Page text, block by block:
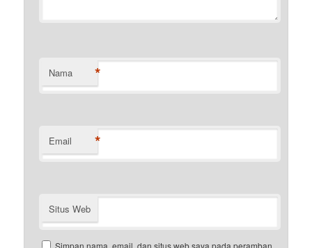
Nama *
Email *
Situs Web
Simpan nama, email, dan situs web saya pada peramban